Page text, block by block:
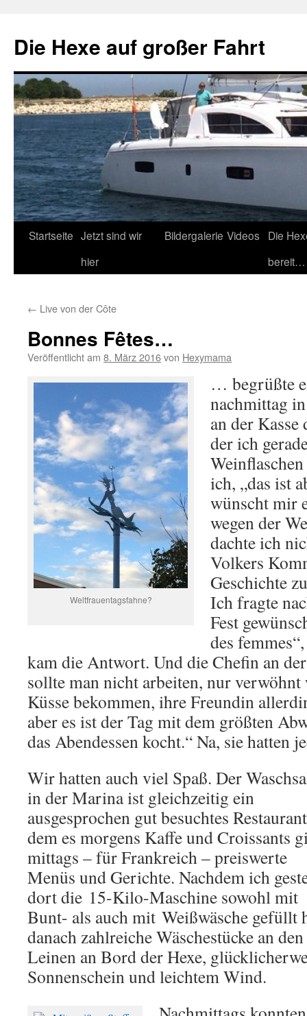
springen
Die Hexe auf großer Fahrt
Startseite Jetzt sind wir
hier
Bildergalerie Videos
Die
bereit…
← Live von der Côte
Bonnes Fêtes…
Veröffentlicht am 8. März 2016von Hexymama
Weltfrauentagsfahne?
… begrüßte
nachmittag
an der Kasse
der ich
ich, „das ist
wünscht mir
wegen der
dachte ich
Volkers
Geschichte
Ich fragte
Fest
des
kam die Antwort. Und die Chefin an
sollte man nicht arbeiten, nur
Küsse bekommen, ihre Freundin
aber es ist der Tag mit dem größten
das Abendessen kocht.“ Na, sie hatten
Wir hatten auch viel Spaß. Der
in der Marina ist gleichzeitig ein
ausgesprochen gut besuchtes
dem es morgens Kaffe und Croissants
mittags – für Frankreich – preiswerte
Menüs und Gerichte. Nachdem ich
dort die 15-Kilo-Maschine sowohl mit
Bunt- als auch mit Weißwäsche gefüllt
danach zahlreiche Wäschestücke an
Leinen an Bord der Hexe,
Sonnenschein und leichtem Wind.